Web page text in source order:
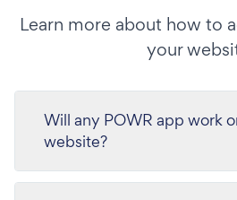
Learn more about how to
your
Will any POWR app work
website?